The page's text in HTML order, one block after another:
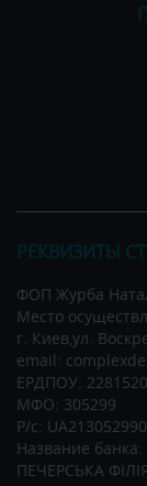
РЕКВИЗИТЫ
ФОП Журба
Место
г. Киев,ул.
email:
ЕРДПОУ:
МФО: 305299
Р/c:
Название банка:
ПЕЧЕРСЬКА